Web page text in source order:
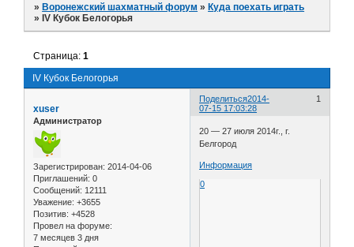
»Воронежский шахматный форум »Куда поехать играть
»IV Кубок Белогорья
IV Кубок Белогорья
Страница:1
Поделиться 1
2014-
07-15 17:03:28
xuser
Администратор
Зарегистрирован: 2014-04-06
Приглашений: 0
Сообщений: 12111
Уважение: +3655
Позитив: +4528
Провел на форуме:
7 месяцев 3 дня
20 — 27 июля 2014г., г.
Белгород
Информация
0